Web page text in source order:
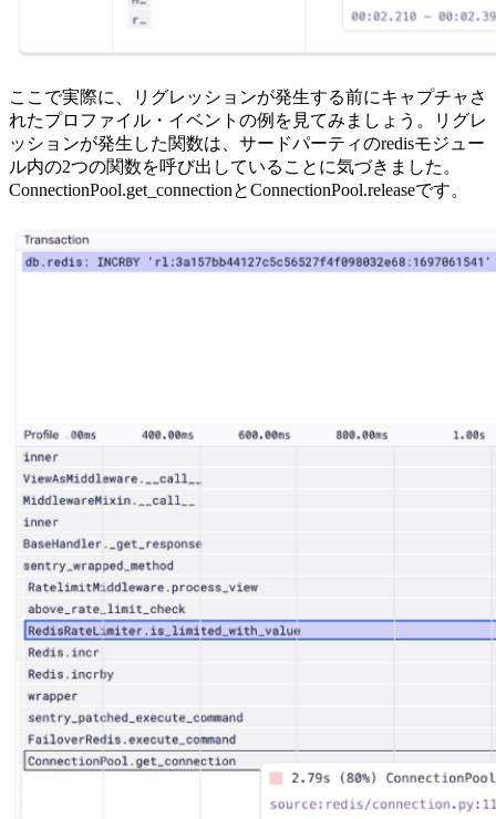
ここで実際に、リグレッションが発生する前にキャプチャさ
れたプロファイル・イベントの例を見てみましょう。リグレ
ッションが発生した関数は、サードパーティのredisモジュー
ル内の2つの関数を呼び出していることに気づきました。
ConnectionPool.get_connectionとConnectionPool.releaseです。